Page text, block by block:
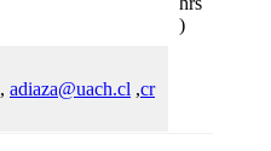
)
, adiaza@uach.cl ,cr